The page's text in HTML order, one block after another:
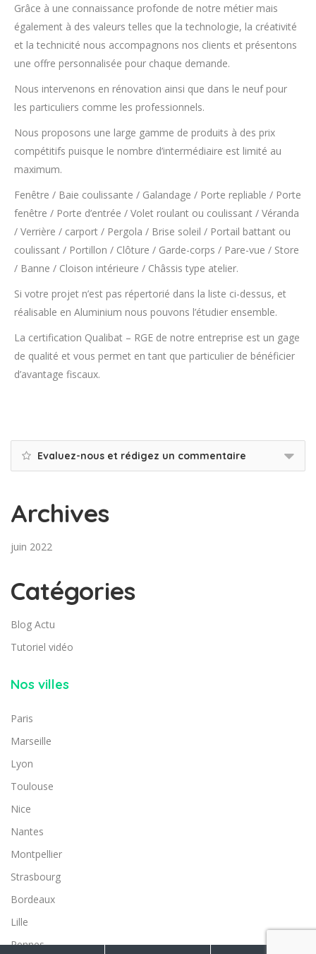
Grâce à une connaissance profonde de notre métier mais
également à des valeurs telles que la technologie, la créativité
et la technicité nous accompagnons nos clients et présentons
une offre personnalisée pour chaque demande.
Nous intervenons en rénovation ainsi que dans le neuf pour
les particuliers comme les professionnels.
Nous proposons une large gamme de produits à des prix
compétitifs puisque le nombre d’intermédiaire est limité au
maximum.
Fenêtre / Baie coulissante / Galandage / Porte repliable / Porte
fenêtre / Porte d’entrée / Volet roulant ou coulissant / Véranda
/ Verrière / carport / Pergola / Brise soleil / Portail battant ou
coulissant / Portillon / Clôture / Garde-corps / Pare-vue / Store
/ Banne / Cloison intérieure / Châssis type atelier.
Si votre projet n’est pas répertorié dans la liste ci-dessus, et
réalisable en Aluminium nous pouvons l’étudier ensemble.
La certification Qualibat – RGE de notre entreprise est un gage
de qualité et vous permet en tant que particulier de bénéficier
d’avantage fiscaux.
Evaluez-nous et rédigez un commentaire
Archives
juin 2022
Catégories
Blog Actu
Tutoriel vidéo
Nos villes
Paris
Marseille
Lyon
Toulouse
Nice
Nantes
Montpellier
Strasbourg
Bordeaux
Lille
Rennes